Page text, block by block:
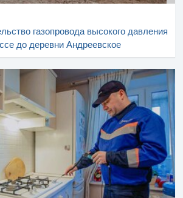
газопровода высокого давления
до деревни Андреевское